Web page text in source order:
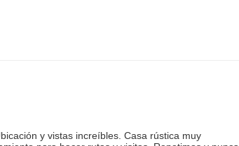
y vistas increíbles. Casa rústica muy